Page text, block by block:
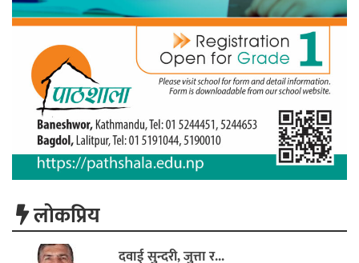
लाेकप्रिय
दवाई सुन्दरी, जुत्ता र...